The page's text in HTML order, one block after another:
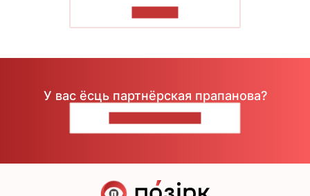
У вас ёсць партнёрская прапанова?